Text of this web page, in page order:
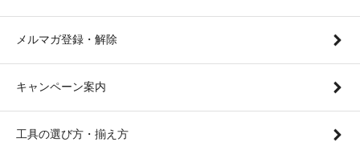
メルマガ登録・解除
キャンペーン案内
工具の選び方・揃え方